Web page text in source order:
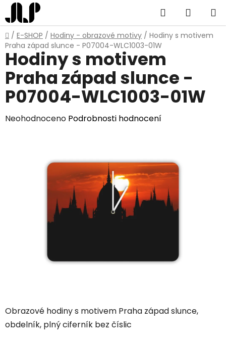
Přejít
na
obsah
Hledat
KOŠÍK
Domů
/ E-SHOP / Hodiny - obrazové motivy / Hodiny s motivem
Praha západ slunce - P07004-WLC1003-01W
Obrazové hodiny s motivem Praha západ slunce,
obdelník, plný ciferník bez číslic
Hodiny s motivem
Praha západ slunce -
P07004-WLC1003-01W
Průměrné
Neohodnoceno Podrobnosti hodnocení